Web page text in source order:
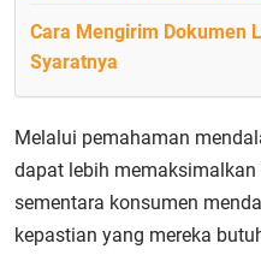
Cara Mengirim Dokumen
Syaratnya
Melalui pemahaman
dapat lebih
sementara konsumen
kepastian yang mereka